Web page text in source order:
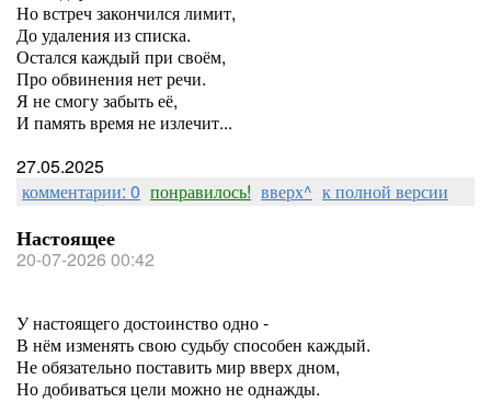
Но встреч закончился лимит,
До удаления из списка.
Остался каждый при своём,
Про обвинения нет речи.
Я не смогу забыть её,
И память время не излечит...
27.05.2025
комментарии: 0 понравилось! вверх^ к полной версии
Настоящее
20-07-2026 00:42
У настоящего достоинство одно -
В нём изменять свою судьбу способен каждый.
Не обязательно поставить мир вверх дном,
Но добиваться цели можно не однажды.